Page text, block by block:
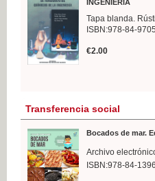
INGENIERÍA
Tapa blanda.
ISBN:978-84-
€2.00
Transferencia social
Bocados de mar.
Archivo
ISBN:978-84-